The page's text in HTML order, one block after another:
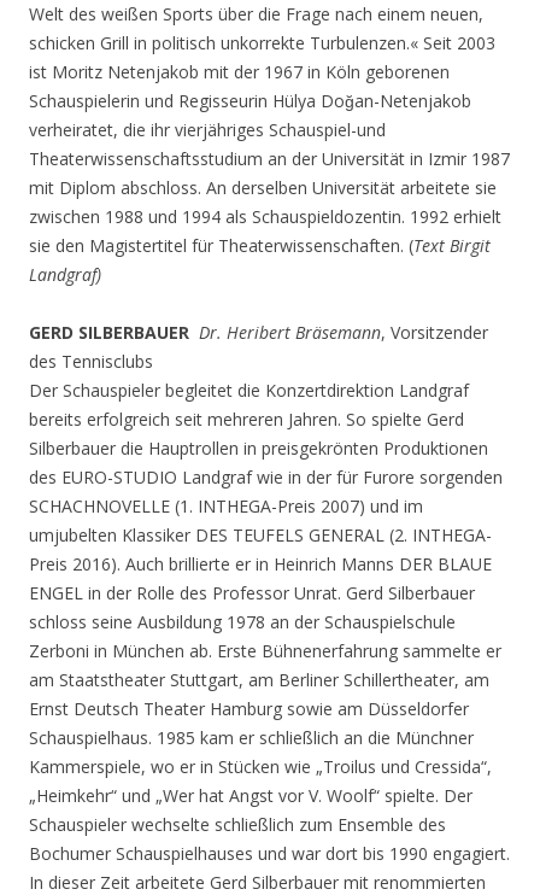
Welt des weißen Sports über die Frage nach einem neuen,
schicken Grill in politisch unkorrekte Turbulenzen.« Seit 2003
ist Moritz Netenjakob mit der 1967 in Köln geborenen
Schauspielerin und Regisseurin Hülya Doğan-Netenjakob
verheiratet, die ihr vierjähriges Schauspiel-und
Theaterwissenschaftsstudium an der Universität in Izmir 1987
mit Diplom abschloss. An derselben Universität arbeitete sie
zwischen 1988 und 1994 als Schauspieldozentin. 1992 erhielt
sie den Magistertitel für Theaterwissenschaften. (Text Birgit
Landgraf)
GERD SILBERBAUER Dr. Heribert Bräsemann, Vorsitzender
des Tennisclubs
Der Schauspieler begleitet die Konzertdirektion Landgraf
bereits erfolgreich seit mehreren Jahren. So spielte Gerd
Silberbauer die Hauptrollen in preisgekrönten Produktionen
des EURO-STUDIO Landgraf wie in der für Furore sorgenden
SCHACHNOVELLE (1. INTHEGA-Preis 2007) und im
umjubelten Klassiker DES TEUFELS GENERAL (2. INTHEGA-
Preis 2016). Auch brillierte er in Heinrich Manns DER BLAUE
ENGEL in der Rolle des Professor Unrat. Gerd Silberbauer
schloss seine Ausbildung 1978 an der Schauspielschule
Zerboni in München ab. Erste Bühnenerfahrung sammelte er
am Staatstheater Stuttgart, am Berliner Schillertheater, am
Ernst Deutsch Theater Hamburg sowie am Düsseldorfer
Schauspielhaus. 1985 kam er schließlich an die Münchner
Kammerspiele, wo er in Stücken wie „Troilus und Cressida“,
„Heimkehr“ und „Wer hat Angst vor V. Woolf“ spielte. Der
Schauspieler wechselte schließlich zum Ensemble des
Bochumer Schauspielhauses und war dort bis 1990 engagiert.
In dieser Zeit arbeitete Gerd Silberbauer mit renommierten